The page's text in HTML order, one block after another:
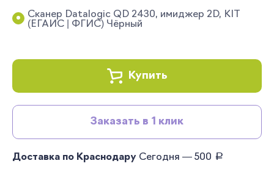
Сканер Datalogic QD 2430, имиджер 2D, KIT
(ЕГАИС | ФГИС) Чёрный
Купить
Заказать в 1 клик
Доставка по Краснодару Сегодня — 500 руб.